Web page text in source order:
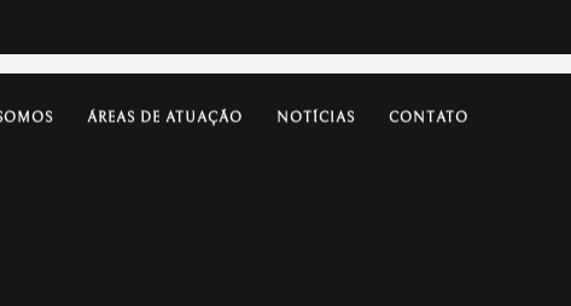
ÁREAS DE ATUAÇÃO NOTÍCIAS CONTATO